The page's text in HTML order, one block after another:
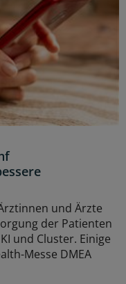
und Ärzte
der Patienten
und Cluster. Einige
Messe DMEA